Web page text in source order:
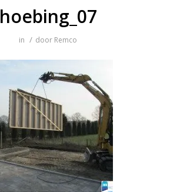
hoebing_07
in / door Remco